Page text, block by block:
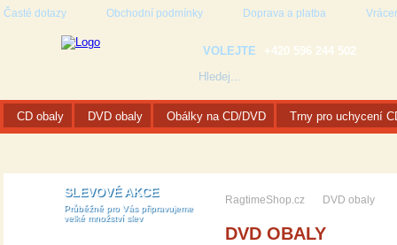
Časté dotazy Obchodní podmínky Doprava a platba
VOLEJTE +420 596 244 502
CD obaly DVD obaly Obálky na CD/DVD Trny pro uchycení
SLEVOVÉ AKCE
Průběžně pro Vás připravujeme
velké množství slev
RagtimeShop.cz DVD obaly
DVD OBALY